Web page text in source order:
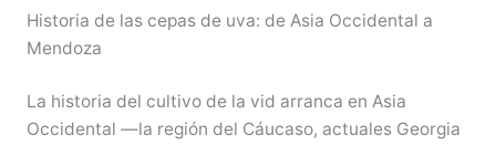
Historia de las cepas de uva: de Asia Occidental a
Mendoza
La historia del cultivo de la vid arranca en Asia
Occidental —la región del Cáucaso, actuales Georgia